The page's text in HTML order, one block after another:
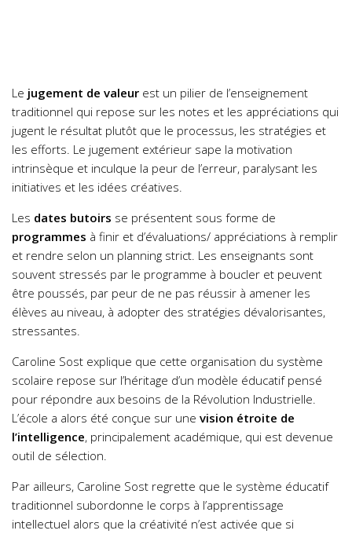
Le jugement de valeur est un pilier de l’enseignement
traditionnel qui repose sur les notes et les appréciations qui
jugent le résultat plutôt que le processus, les stratégies et
les efforts. Le jugement extérieur sape la motivation
intrinsèque et inculque la peur de l’erreur, paralysant les
initiatives et les idées créatives.
Les dates butoirs se présentent sous forme de
programmes à finir et d’évaluations/ appréciations à remplir
et rendre selon un planning strict. Les enseignants sont
souvent stressés par le programme à boucler et peuvent
être poussés, par peur de ne pas réussir à amener les
élèves au niveau, à adopter des stratégies dévalorisantes,
stressantes.
Caroline Sost explique que cette organisation du système
scolaire repose sur l’héritage d’un modèle éducatif pensé
pour répondre aux besoins de la Révolution Industrielle.
L’école a alors été conçue sur une vision étroite de
l’intelligence, principalement académique, qui est devenue
outil de sélection.
Par ailleurs, Caroline Sost regrette que le système éducatif
traditionnel subordonne le corps à l’apprentissage
intellectuel alors que la créativité n’est activée que si